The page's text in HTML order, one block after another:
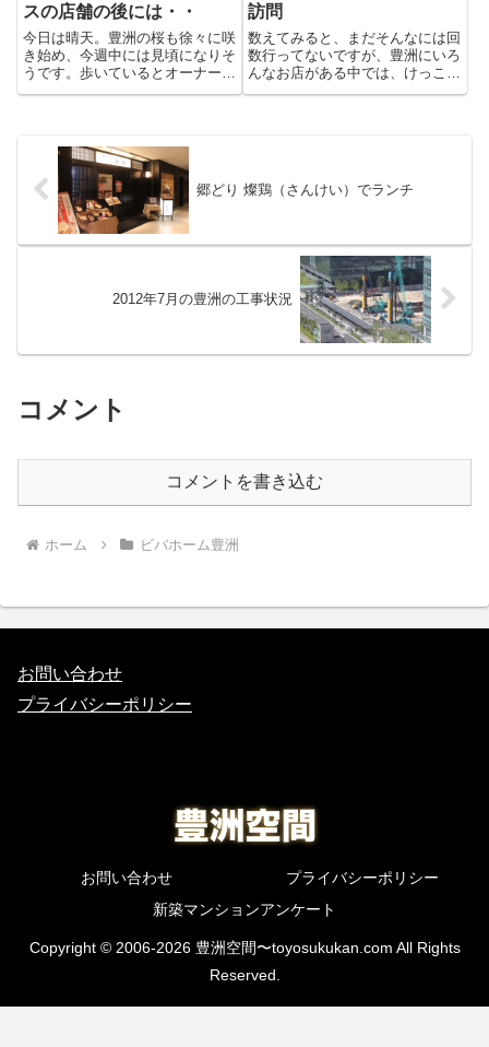
スの店舗の後には・・
今日は晴天。豊洲の桜も徐々に咲
き始め、今週中には見頃になりそ
うです。歩いているとオーナーさ
んがビルを売却して3月末に閉店
洋菓子店 スマーイユNEW
OPEN。なんと別のケーキ屋...
訪問
数えてみると、まだそんなには回
数行ってないですが、豊洲にいろ
んなお店がある中では、けっこう
リピートさせてもらっているお店
郷どり 燦鶏（さんけい）でランチ
2012年7月の豊洲の工事状況
コメント
コメントを書き込む
ホーム ビバホーム豊洲
お問い合わせ
プライバシーポリシー
お問い合わせ
プライバシーポリシー
新築マンションアンケート
Copyright © 2006-2026 豊洲空間〜toyosukukan.com All Rights
Reserved.